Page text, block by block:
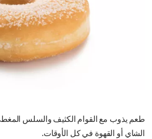
طعم يذوب مع القوام الكثيف والسلس
الشاي أو القهوة في كل الأوقات.